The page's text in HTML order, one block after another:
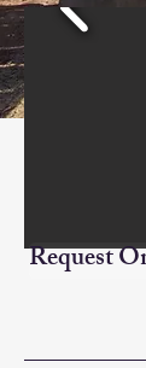
Request